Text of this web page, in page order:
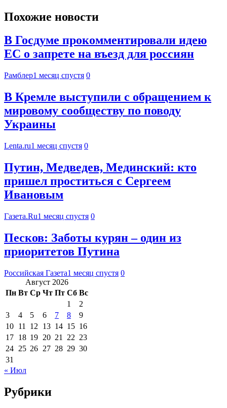
Похожие новости
В Госдуме прокомментировали идею
ЕС о запрете на въезд для россиян
Рамблер1 месяц спустя 0
В Кремле выступили с обращением к
мировому сообществу по поводу
Украины
Lenta.ru1 месяц спустя 0
Путин, Медведев, Мединский: кто
пришел проститься с Сергеем
Ивановым
Газета.Ru1 месяц спустя 0
Песков: Заботы курян – один из
приоритетов Путина
Российская Газета1 месяц спустя 0
Август 2026
Пн Вт Ср Чт Пт Сб Вс
1
2
3
4 5 6 7 8
9
10 11 12 13 14 15 16
17 18 19 20 21 22 23
24 25 26 27 28 29 30
31
« Июл
Рубрики